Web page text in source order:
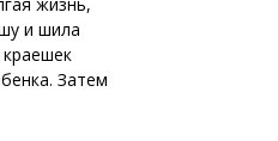
и шила
Затем